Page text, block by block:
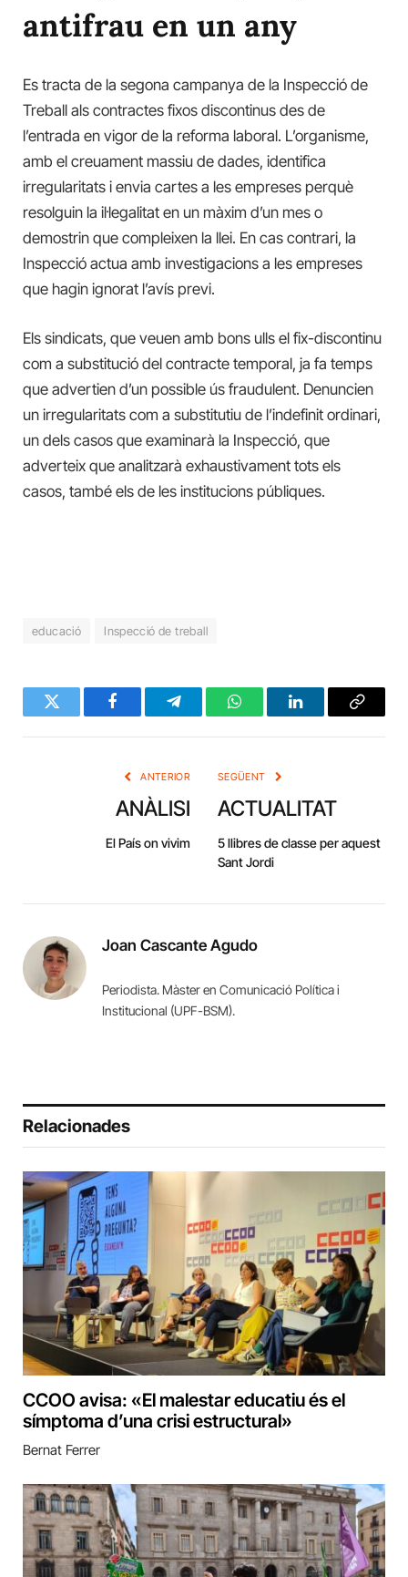
antifrau en un any
Es tracta de la segona campanya de la Inspecció de
Treball als contractes fixos discontinus des de
l’entrada en vigor de la reforma laboral. L’organisme,
amb el creuament massiu de dades, identifica
irregularitats i envia cartes a les empreses perquè
resolguin la il·legalitat en un màxim d’un mes o
demostrin que compleixen la llei. En cas contrari, la
Inspecció actua amb investigacions a les empreses
que hagin ignorat l’avís previ.
Els sindicats, que veuen amb bons ulls el fix-discontinu
com a substitució del contracte temporal, ja fa temps
que advertien d’un possible ús fraudulent. Denuncien
un irregularitats com a substitutiu de l’indefinit ordinari,
un dels casos que examinarà la Inspecció, que
adverteix que analitzarà exhaustivament tots els
casos, també els de les institucions públiques.
educació Inspecció de treball
Twitter FacebookTelegramWhatsAppLinkedInCopy
ANTERIOR
ANÀLISI
El País on vivim
SEGÜENT
ACTUALITAT
5 llibres de classe per aquest
Sant Jordi
Joan Cascante Agudo
Periodista. Màster en Comunicació Política i
Institucional (UPF-BSM).
Relacionades
CCOO avisa: «El malestar educatiu és el
símptoma d’una crisi estructural»
Bernat Ferrer